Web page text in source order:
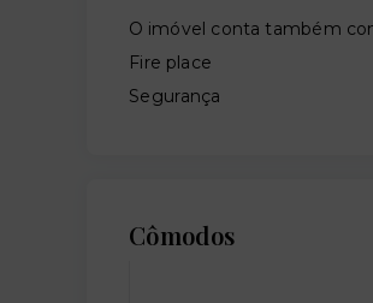
O imóvel conta também
Fire place
Segurança
Cômodos